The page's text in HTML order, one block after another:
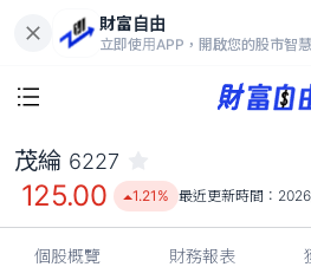
財富自由
立即使用APP，開啟您的股市智慧
125.00
1.21%
茂綸 6227
125.00 1.21% 最近更新時間：
個股概覽 財務報表